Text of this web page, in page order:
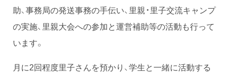
助、事務局の発送事務の手伝い、里親・里子交流キャンプ
の実施、里親大会への参加と運営補助等の活動も行って
います。
月に2回程度里子さんを預かり、学生と一緒に活動する